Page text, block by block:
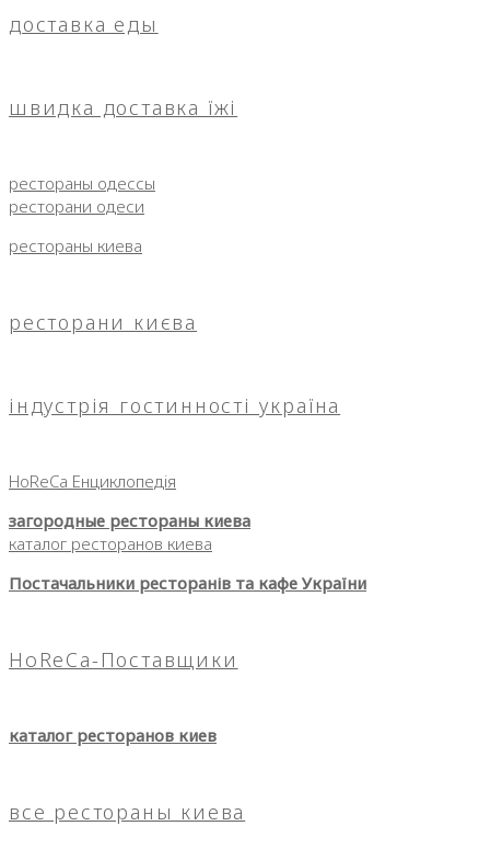
доставка еды
швидка доставка їжі
рестораны одессы
ресторани одеси
рестораны киева
ресторани києва
індустрія гостинності україна
HoReCa Енциклопедія
загородные рестораны киева
каталог ресторанов киева
Постачальники ресторанів та кафе України
HoReCa-Поставщики
каталог ресторанов киев
все рестораны киева